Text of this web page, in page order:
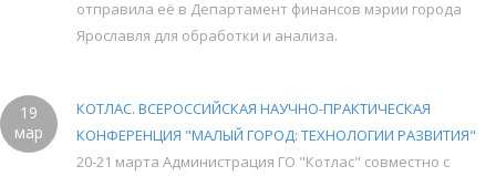
отправила её в Департамент финансов мэрии города
Ярославля для обработки и анализа.
19
мар
КОТЛАС. ВСЕРОССИЙСКАЯ НАУЧНО-ПРАКТИЧЕСКАЯ
КОНФЕРЕНЦИЯ "МАЛЫЙ ГОРОД: ТЕХНОЛОГИИ РАЗВИТИЯ"
20-21 марта Администрация ГО "Котлас" совместно с